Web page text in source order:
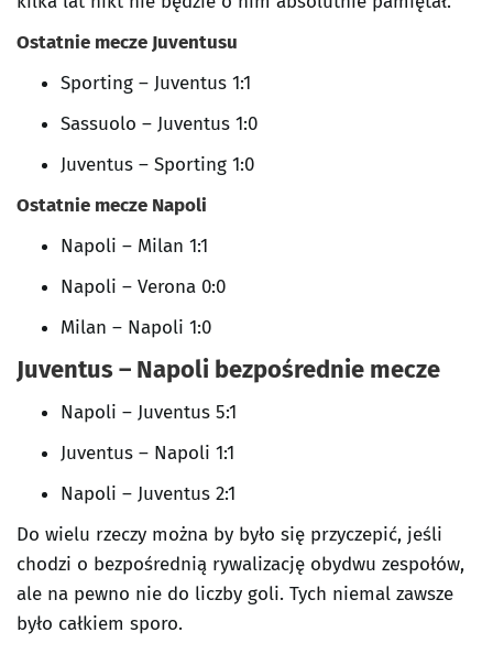
Ostatnie mecze Juventusu
Sporting – Juventus 1:1
Sassuolo – Juventus 1:0
Juventus – Sporting 1:0
Ostatnie mecze Napoli
Napoli – Milan 1:1
Napoli – Verona 0:0
Milan – Napoli 1:0
Juventus – Napoli bezpośrednie mecze
Napoli – Juventus 5:1
Juventus – Napoli 1:1
Napoli – Juventus 2:1
Do wielu rzeczy można by było się przyczepić, jeśli
chodzi o bezpośrednią rywalizację obydwu zespołów,
ale na pewno nie do liczby goli. Tych niemal zawsze
było całkiem sporo.